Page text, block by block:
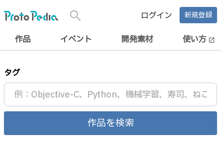
search ログイン 新規登録
作品 イベント 開発素材 使い方 open_in_new
タグ
作品を検索